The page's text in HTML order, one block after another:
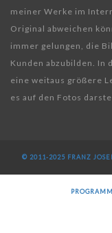
meiner Werke im
Original abweichen
immer gelungen, die
Kunden abzubilden. In
eine weitaus größere
es auf den Fotos
© 2011-2025 FRANZ